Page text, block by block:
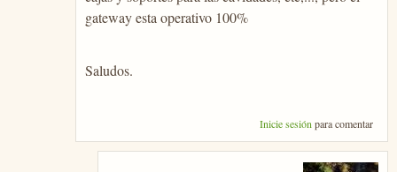
gateway esta operativo 100%
Saludos.
Inicie sesión para comentar